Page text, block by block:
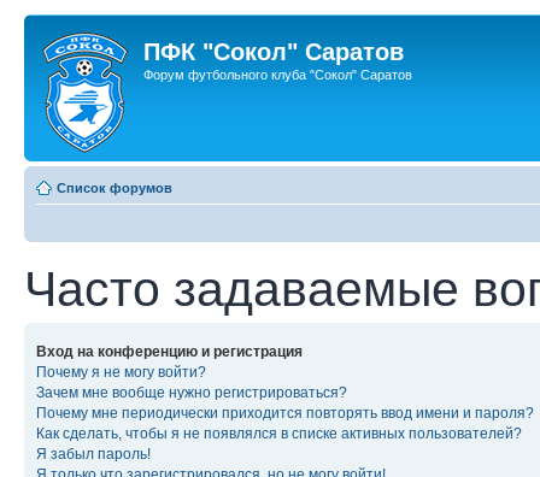
ПФК "Сокол" Саратов
Форум футбольного клуба "Сокол" Саратов
Список форумов
Часто задаваемые
Вход на конференцию и регистрация
Почему я не могу войти?
Зачем мне вообще нужно регистрироваться?
Почему мне периодически приходится повторять ввод имени и пароля?
Как сделать, чтобы я не появлялся в списке активных пользователей?
Я забыл пароль!